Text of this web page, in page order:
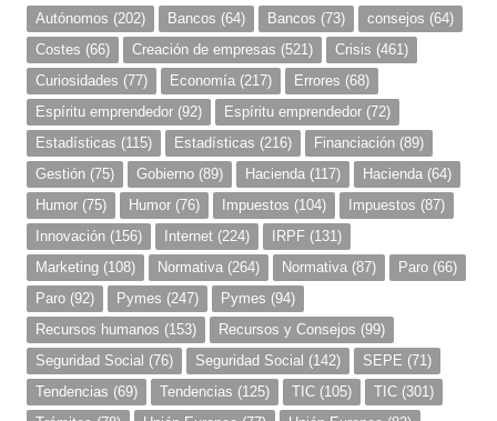
Autónomos (202) Bancos (64) Bancos (73) consejos (64)
Costes (66) Creación de empresas (521) Crisis (461)
Curiosidades (77) Economía (217) Errores (68)
Espíritu emprendedor (92) Espíritu emprendedor (72)
Estadísticas (115) Estadísticas (216) Financiación (89)
Gestión (75) Gobierno (89) Hacienda (117) Hacienda (64)
Humor (75) Humor (76) Impuestos (104) Impuestos (87)
Innovación (156) Internet (224) IRPF (131)
Marketing (108) Normativa (264) Normativa (87) Paro (66)
Paro (92) Pymes (247) Pymes (94)
Recursos humanos (153) Recursos y Consejos (99)
Seguridad Social (76) Seguridad Social (142) SEPE (71)
Tendencias (69) Tendencias (125) TIC (105) TIC (301)